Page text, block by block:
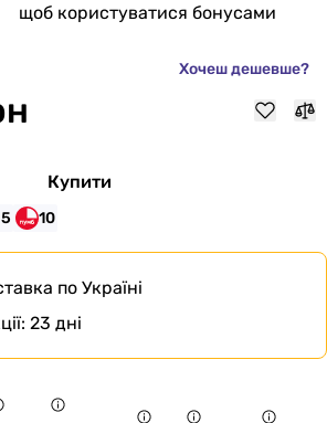
щоб користуватися бонусами
Хочеш дешевше?
Купити
5 10
по Україні
23 дні